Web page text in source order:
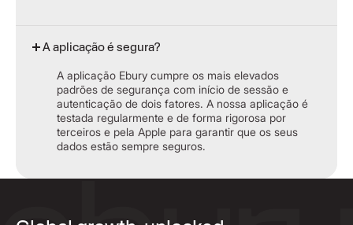
A aplicação é segura?
A aplicação Ebury cumpre os mais elevados
padrões de segurança com início de sessão e
autenticação de dois fatores. A nossa aplicação é
testada regularmente e de forma rigorosa por
terceiros e pela Apple para garantir que os seus
dados estão sempre seguros.